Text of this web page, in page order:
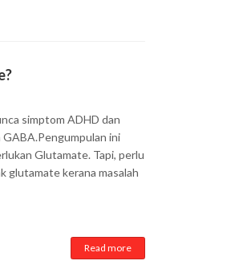
simptom ADHD dan
ini
Glutamate. Tapi, perlu
glutamate kerana masalah
Read more